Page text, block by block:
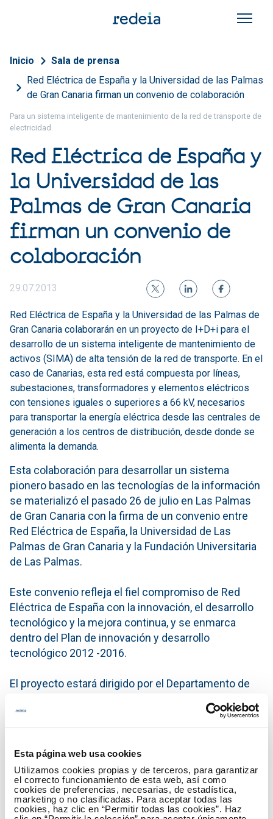
Esta página web usa cookies
Utilizamos cookies propias y de terceros, para garantizar
el correcto funcionamiento de esta web, así como
cookies de preferencias, necesarias, de estadística,
marketing o no clasificadas. Para aceptar todas las
cookies, haz clic en “Permitir todas las cookies”. Haz
Sobrescribir enlaces de
Inicio
Sala de prensa
Red Eléctrica de España y la Universidad de las Palmas
de Gran Canaria firman un convenio de colaboración
Para un sistema inteligente de mantenimiento de la red de transporte de
electricidad
Red Eléctrica de España y
la Universidad de las
Palmas de Gran Canaria
firman un convenio de
colaboración
29.07.2013
Red Eléctrica de España y la Universidad de las Palmas de
Gran Canaria colaborarán en un proyecto de I+D+i para el
desarrollo de un sistema inteligente de mantenimiento de
activos (SIMA) de alta tensión de la red de transporte. En el
caso de Canarias, esta red está compuesta por líneas,
subestaciones, transformadores y elementos eléctricos
con tensiones iguales o superiores a 66 kV, necesarios
para transportar la energía eléctrica desde las centrales de
generación a los centros de distribución, desde donde se
alimenta la demanda.
Esta colaboración para desarrollar un sistema
pionero basado en las tecnologías de la información
se materializó el pasado 26 de julio en Las Palmas
de Gran Canaria con la firma de un convenio entre
Red Eléctrica de España, la Universidad de Las
Palmas de Gran Canaria y la Fundación Universitaria
de Las Palmas.
Este convenio refleja el fiel compromiso de Red
Eléctrica de España con la innovación, el desarrollo
tecnológico y la mejora continua, y se enmarca
dentro del Plan de innovación y desarrollo
tecnológico 2012 -2016.
El proyecto estará dirigido por el Departamento de
de España y se llevará a cabo en colaboración con el
Instituto Universitario de Microelectrónica Aplicada
Canaria. La duración del proyecto será de 19 meses
con un presupuesto total, aportado íntegramente
por REE, de 90.000 euros.